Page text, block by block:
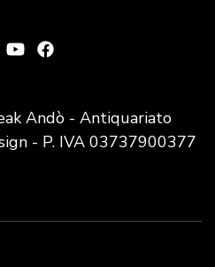
Andò - Antiquariato
- P. IVA 03737900377